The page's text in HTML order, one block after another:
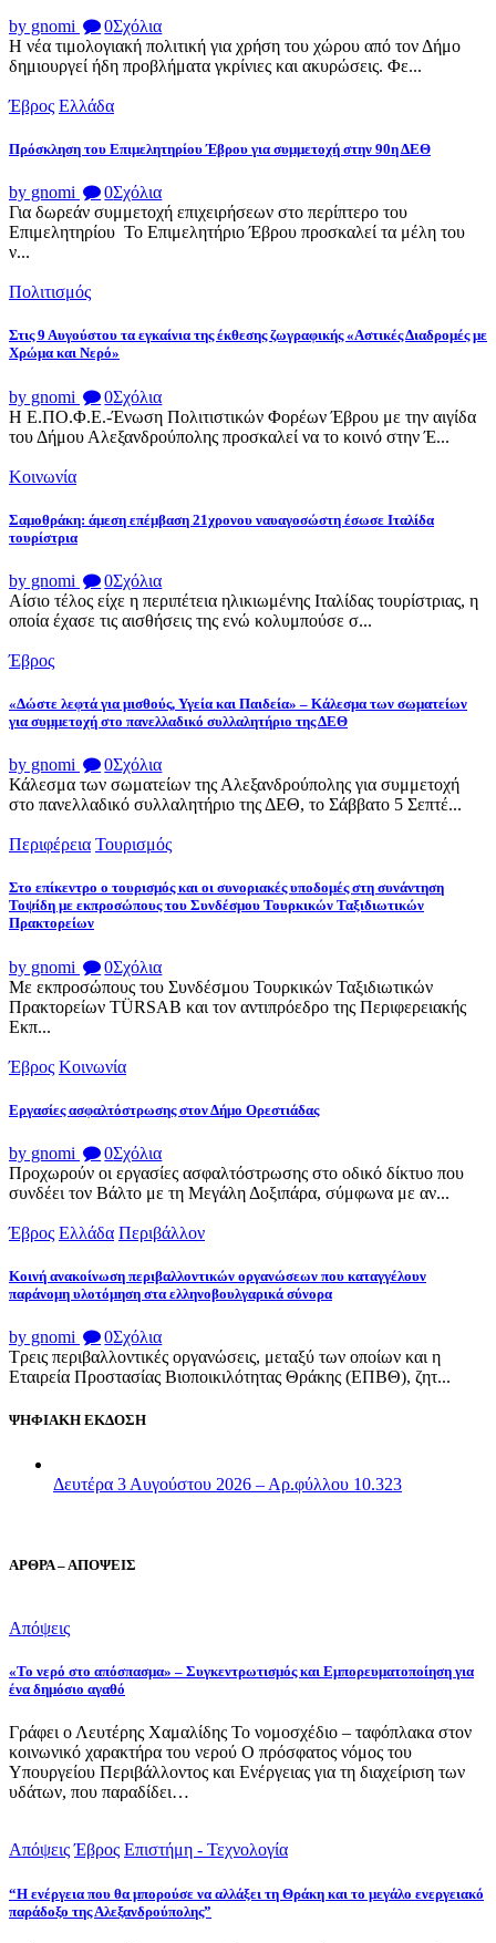
by gnomi 0Σχόλια
Η νέα τιμολογιακή πολιτική για χρήση του χώρου από τον Δήμο
δημιουργεί ήδη προβλήματα γκρίνιες και ακυρώσεις. Φε...
Έβρος Ελλάδα
Πρόσκληση του Επιμελητηρίου Έβρου για συμμετοχή στην 90η ΔΕΘ
by gnomi 0Σχόλια
Για δωρεάν συμμετοχή επιχειρήσεων στο περίπτερο του
Επιμελητηρίου Το Επιμελητήριο Έβρου προσκαλεί τα μέλη του
ν...
Πολιτισμός
Στις 9 Αυγούστου τα εγκαίνια της έκθεσης ζωγραφικής «Αστικές Διαδρομές με
Χρώμα και Νερό»
by gnomi 0Σχόλια
Η Ε.ΠΟ.Φ.Ε.-Ένωση Πολιτιστικών Φορέων Έβρου με την αιγίδα
του Δήμου Αλεξανδρούπολης προσκαλεί να το κοινό στην Έ...
Κοινωνία
Σαμοθράκη: άμεση επέμβαση 21χρονου ναυαγοσώστη έσωσε Ιταλίδα
τουρίστρια
by gnomi 0Σχόλια
Αίσιο τέλος είχε η περιπέτεια ηλικιωμένης Ιταλίδας τουρίστριας, η
οποία έχασε τις αισθήσεις της ενώ κολυμπούσε σ...
Έβρος
«Δώστε λεφτά για μισθούς, Υγεία και Παιδεία» – Κάλεσμα των σωματείων
για συμμετοχή στο πανελλαδικό συλλαλητήριο της ΔΕΘ
by gnomi 0Σχόλια
Κάλεσμα των σωματείων της Αλεξανδρούπολης για συμμετοχή
στο πανελλαδικό συλλαλητήριο της ΔΕΘ, το Σάββατο 5 Σεπτέ...
Περιφέρεια Τουρισμός
Στο επίκεντρο ο τουρισμός και οι συνοριακές υποδομές στη συνάντηση
Τοψίδη με εκπροσώπους του Συνδέσμου Τουρκικών Ταξιδιωτικών
Πρακτορείων
by gnomi 0Σχόλια
Με εκπροσώπους του Συνδέσμου Τουρκικών Ταξιδιωτικών
Πρακτορείων TÜRSAB και τον αντιπρόεδρο της Περιφερειακής
Εκπ...
Έβρος Κοινωνία
Εργασίες ασφαλτόστρωσης στον Δήμο Ορεστιάδας
by gnomi 0Σχόλια
Προχωρούν οι εργασίες ασφαλτόστρωσης στο οδικό δίκτυο που
συνδέει τον Βάλτο με τη Μεγάλη Δοξιπάρα, σύμφωνα με αν...
Έβρος Ελλάδα Περιβάλλον
Κοινή ανακοίνωση περιβαλλοντικών οργανώσεων που καταγγέλουν
παράνομη υλοτόμηση στα ελληνοβουλγαρικά σύνορα
by gnomi 0Σχόλια
Τρεις περιβαλλοντικές οργανώσεις, μεταξύ των οποίων και η
Εταιρεία Προστασίας Βιοποικιλότητας Θράκης (ΕΠΒΘ), ζητ...
ΨΗΦΙΑΚΗ ΕΚΔΟΣΗ
Δευτέρα 3 Αυγούστου 2026 – Αρ.φύλλου 10.323
ΑΡΘΡΑ – ΑΠΟΨΕΙΣ
Απόψεις
«Το νερό στο απόσπασμα» – Συγκεντρωτισμός και Εμπορευματοποίηση για
ένα δημόσιο αγαθό
Γράφει ο Λευτέρης Χαμαλίδης Το νομοσχέδιο – ταφόπλακα στον
κοινωνικό χαρακτήρα του νερού Ο πρόσφατος νόμος του
Υπουργείου Περιβάλλοντος και Ενέργειας για τη διαχείριση των
υδάτων, που παραδίδει…
Απόψεις Έβρος Επιστήμη - Τεχνολογία
“Η ενέργεια που θα μπορούσε να αλλάξει τη Θράκη και το μεγάλο ενεργειακό
παράδοξο της Αλεξανδρούπολης”